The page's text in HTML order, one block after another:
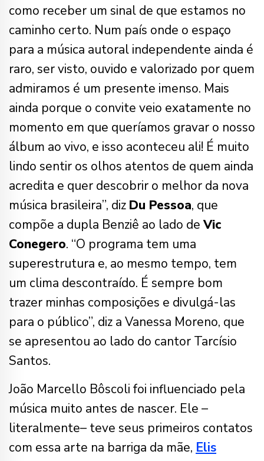
como receber um sinal de que estamos no
caminho certo. Num país onde o espaço
para a música autoral independente ainda é
raro, ser visto, ouvido e valorizado por quem
admiramos é um presente imenso. Mais
ainda porque o convite veio exatamente no
momento em que queríamos gravar o nosso
álbum ao vivo, e isso aconteceu ali! É muito
lindo sentir os olhos atentos de quem ainda
acredita e quer descobrir o melhor da nova
música brasileira”, diz Du Pessoa, que
compõe a dupla Benziê ao lado deVic
Conegero. “O programa tem uma
superestrutura e, ao mesmo tempo, tem
um clima descontraído. É sempre bom
trazer minhas composições e divulgá-las
para o público”, diz a Vanessa Moreno, que
se apresentou ao lado do cantor Tarcísio
Santos.
João Marcello Bôscoli foi influenciado pela
música muito antes de nascer. Ele –
literalmente– teve seus primeiros contatos
com essa arte na barriga da mãe, Elis